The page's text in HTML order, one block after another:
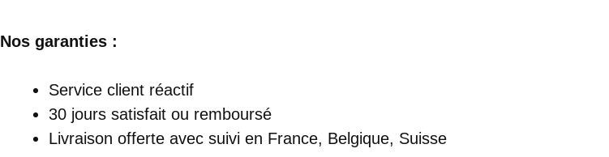
Chat
Nos garanties :
Service client réactif
30 jours satisfait ou remboursé
Livraison offerteavec suivi en France, Belgique, Suisse